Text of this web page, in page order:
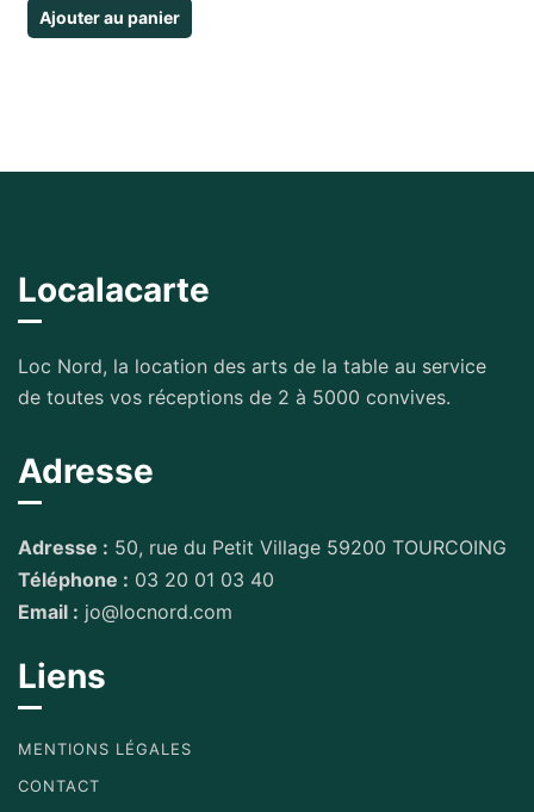
Ajouter au panier
Localacarte
Loc Nord, la location des arts de la table au service
de toutes vos réceptions de 2 à 5000 convives.
Adresse
Adresse : 50, rue du Petit Village 59200 TOURCOING
Téléphone : 03 20 01 03 40
Email : jo@locnord.com
Liens
MENTIONS LÉGALES
CONTACT